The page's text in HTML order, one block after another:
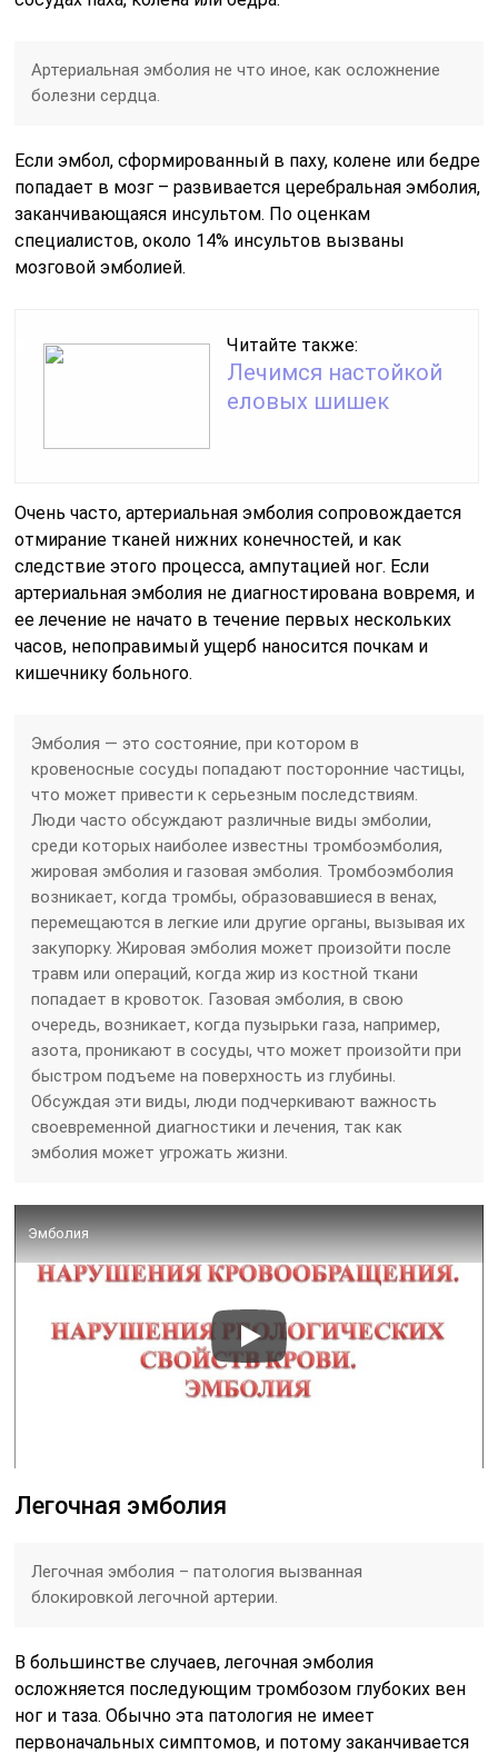
Артериальная эмболия не что иное, как осложнение
болезни сердца.
Если эмбол, сформированный в паху, колене или бедре
попадает в мозг – развивается церебральная эмболия,
заканчивающаяся инсультом. По оценкам
специалистов, около 14% инсультов вызваны
мозговой эмболией.
Читайте также:
Лечимся настойкой
еловых шишек
Очень часто, артериальная эмболия сопровождается
отмирание тканей нижних конечностей, и как
следствие этого процесса, ампутацией ног. Если
артериальная эмболия не диагностирована вовремя, и
ее лечение не начато в течение первых нескольких
часов, непоправимый ущерб наносится почкам и
кишечнику больного.
Эмболия — это состояние, при котором в
кровеносные сосуды попадают посторонние частицы,
что может привести к серьезным последствиям.
Люди часто обсуждают различные виды эмболии,
среди которых наиболее известны тромбоэмболия,
жировая эмболия и газовая эмболия. Тромбоэмболия
возникает, когда тромбы, образовавшиеся в венах,
перемещаются в легкие или другие органы, вызывая их
закупорку. Жировая эмболия может произойти после
травм или операций, когда жир из костной ткани
попадает в кровоток. Газовая эмболия, в свою
очередь, возникает, когда пузырьки газа, например,
азота, проникают в сосуды, что может произойти при
быстром подъеме на поверхность из глубины.
Обсуждая эти виды, люди подчеркивают важность
своевременной диагностики и лечения, так как
эмболия может угрожать жизни.
Эмболия
Легочная эмболия
Легочная эмболия – патология вызванная
блокировкой легочной артерии.
В большинстве случаев, легочная эмболия
осложняется последующим тромбозом глубоких вен
ног и таза. Обычно эта патология не имеет
первоначальных симптомов, и потому заканчивается